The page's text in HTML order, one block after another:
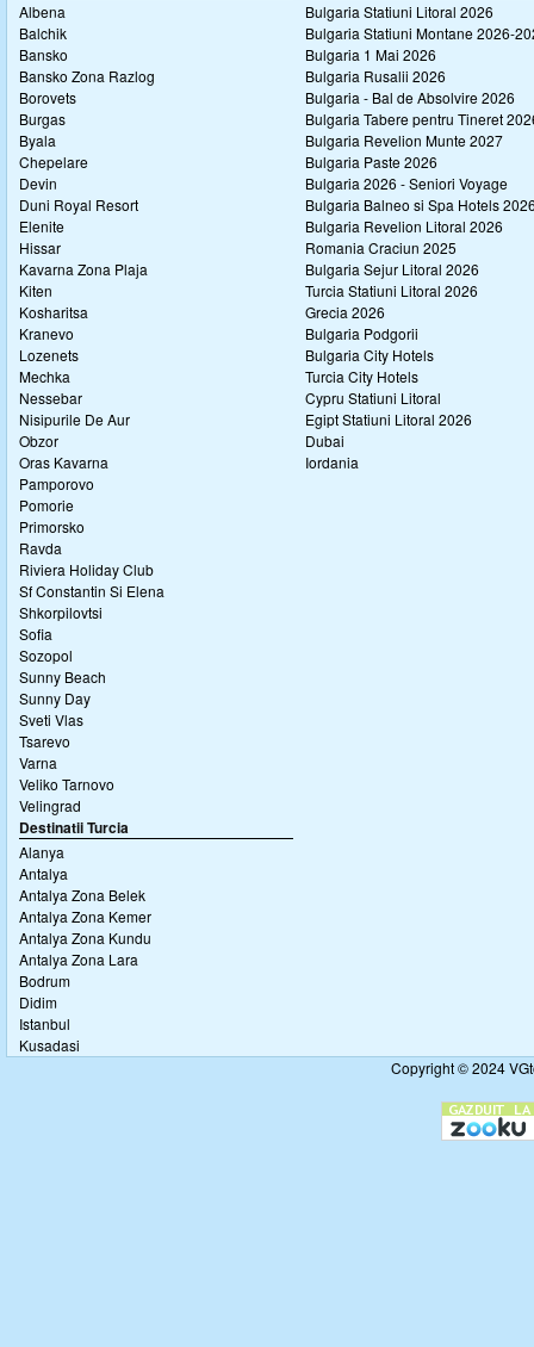
Albena
Balchik
Bansko
Bansko Zona Razlog
Borovets
Burgas
Byala
Chepelare
Devin
Duni Royal Resort
Elenite
Hissar
Kavarna Zona Plaja
Kiten
Kosharitsa
Kranevo
Lozenets
Mechka
Nessebar
Nisipurile De Aur
Obzor
Oras Kavarna
Pamporovo
Pomorie
Primorsko
Ravda
Riviera Holiday Club
Sf Constantin Si Elena
Shkorpilovtsi
Sofia
Sozopol
Sunny Beach
Sunny Day
Sveti Vlas
Tsarevo
Varna
Veliko Tarnovo
Velingrad
Destinatii Turcia
Alanya
Antalya
Antalya Zona Belek
Antalya Zona Kemer
Antalya Zona Kundu
Antalya Zona Lara
Bodrum
Didim
Istanbul
Kusadasi
Bulgaria Statiuni Litoral 2026
Bulgaria Statiuni Montane 2026-
Bulgaria 1 Mai 2026
Bulgaria Rusalii 2026
Bulgaria - Bal de Absolvire 2026
Bulgaria Tabere pentru Tineret
Bulgaria Revelion Munte 2027
Bulgaria Paste 2026
Bulgaria 2026 - Seniori Voyage
Bulgaria Balneo si Spa Hotels
Bulgaria Revelion Litoral 2026
Romania Craciun 2025
Bulgaria Sejur Litoral 2026
Turcia Statiuni Litoral 2026
Grecia 2026
Bulgaria Podgorii
Bulgaria City Hotels
Turcia City Hotels
Cypru Statiuni Litoral
Egipt Statiuni Litoral 2026
Dubai
Iordania
Copyright © 2024